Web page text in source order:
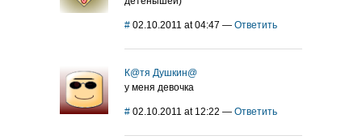
# 02.10.2011 at 04:47 — Ответить
К@тя Душкин@
у меня девочка
# 02.10.2011 at 12:22 — Ответить